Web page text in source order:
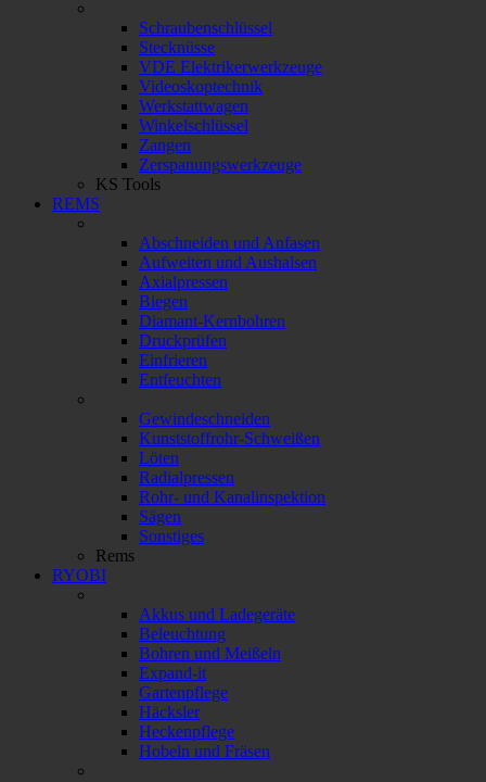
Schraubenschlüssel
Stecknüsse
VDE Elektrikerwerkzeuge
Videoskoptechnik
Werkstattwagen
Winkelschlüssel
Zangen
Zerspanungswerkzeuge
KS Tools
REMS
Abschneiden und Anfasen
Aufweiten und Aushalsen
Axialpressen
Biegen
Diamant-Kernbohren
Druckprüfen
Einfrieren
Entfeuchten
Gewindeschneiden
Kunststoffrohr-Schweißen
Löten
Radialpressen
Rohr- und Kanalinspektion
Sägen
Sonstiges
Rems
RYOBI
Akkus und Ladegeräte
Beleuchtung
Bohren und Meißeln
Expand-it
Gartenpflege
Häcksler
Heckenpflege
Hobeln und Fräsen